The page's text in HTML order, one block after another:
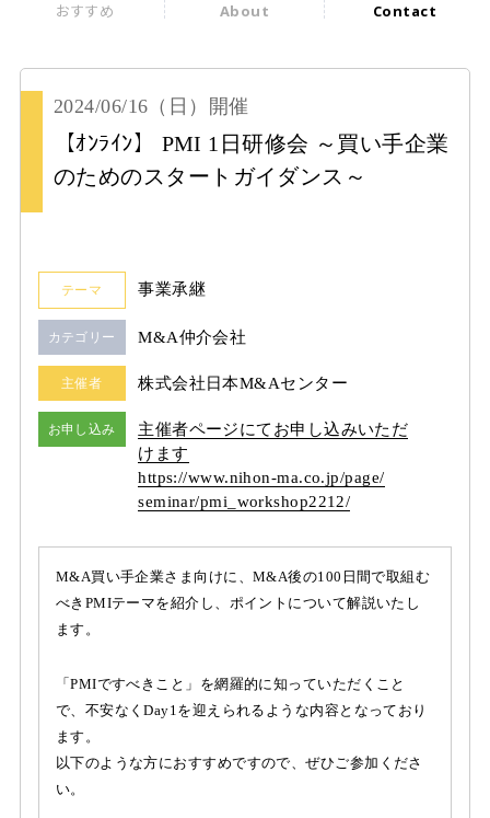
おすすめ About Contact
2024/06/16 （日） 開催
【ｵﾝﾗｲﾝ】 PMI 1日研修会 ～買い手企業
のためのスタートガイダンス～
カテゴリー M&A仲介会社
テーマ 事業承継
主催者 株式会社日本M&Aセンター
お申し込み
主催者ページにてお申し込みいただ
けます
https://www.nihon-ma.co.jp/page/
seminar/pmi_workshop2212/
M&A買い手企業さま向けに、M&A後の100日間で取組む
べきPMIテーマを紹介し、ポイントについて解説いたし
ます。
「PMIですべきこと」を網羅的に知っていただくこと
で、不安なくDay1を迎えられるような内容となっており
ます。
以下のような方におすすめですので、ぜひご参加くださ
い。